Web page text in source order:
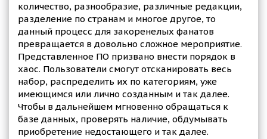
количество, разнообразие, различные редакции,
разделение по странам и многое другое, то
данный процесс для закоренелых фанатов
превращается в довольно сложное мероприятие.
Представленное ПО призвано внести порядок в
хаос. Пользователи смогут отсканировать весь
набор, распределить их по категориям, уже
имеющимся или лично созданным и так далее.
Чтобы в дальнейшем мгновенно обращаться к
базе данных, проверять наличие, обдумывать
приобретение недостающего и так далее.